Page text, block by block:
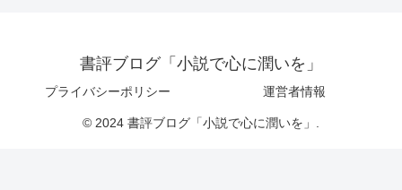
書評ブログ「小説で心に潤いを」
プライバシーポリシー 運営者情報
© 2024 書評ブログ「小説で心に潤いを」.